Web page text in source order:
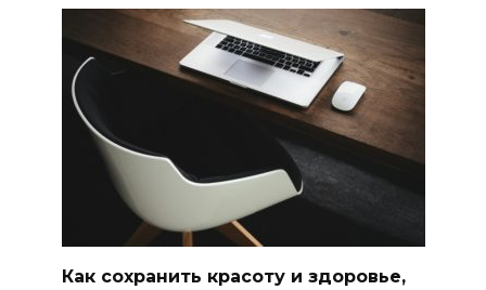
Как сохранить красоту и здоровье,